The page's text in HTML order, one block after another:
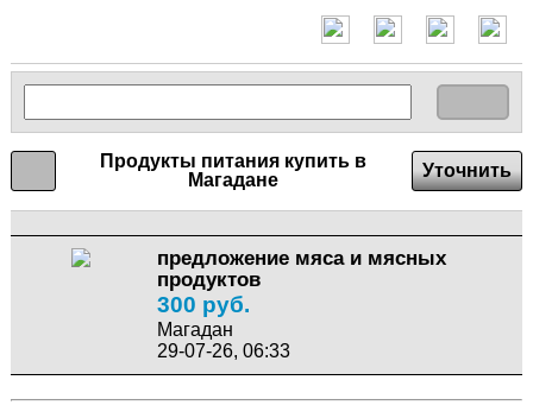
Продукты питания купить в
Магадане
Уточнить
предложение мяса и мясных
продуктов
300 руб.
Магадан
29-07-26, 06:33